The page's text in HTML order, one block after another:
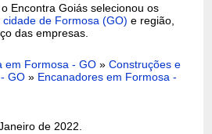
Encontra Goiás selecionou os
de Formosa (GO) e região,
das empresas.
em Formosa - GO »Construções e
GO » Encanadores em Formosa -
de 2022.